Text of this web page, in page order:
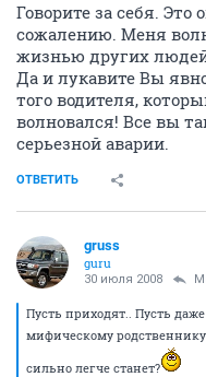
Говорите за себя.
сожалению. Меня
жизнью других
Да и лукавите Вы
того водителя,
волновался! Все вы
серьезной аварии.
ОТВЕТИТЬ
gruss
guru
30 июля 2008
Пусть приходят.. Пусть
мифическому
сильно легче станет?